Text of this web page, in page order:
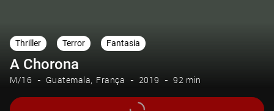
Thriller Terror Fantasia
A Chorona
M/16 Guatemala França 2019 92 min